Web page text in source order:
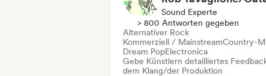
Sound Experte
> 800 Antworten gegeben
Alternativer Rock
Kommerziell / MainstreamCountry-
Dream PopElectronica
Gebe Künstlern detailliertes
dem Klang/der Produktion